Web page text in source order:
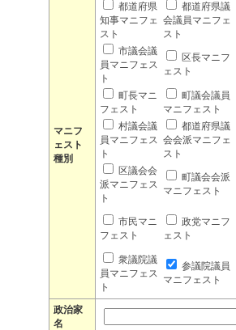
マニフ
ェスト
種別
都道府県
知事マニフェ
スト
都道府県議
会議員マニフェ
スト
市議会議
員マニフェス
ト
区長マニフ
ェスト
町長マニ
フェスト
町議会議員
マニフェスト
村議会議
員マニフェス
ト
都道府県議
会会派マニフェ
スト
区議会会
派マニフェス
ト
町議会会派
マニフェスト
市民マニ
フェスト
政党マニフ
ェスト
衆議院議
員マニフェス
ト
参議院議員
マニフェスト
政治家
名